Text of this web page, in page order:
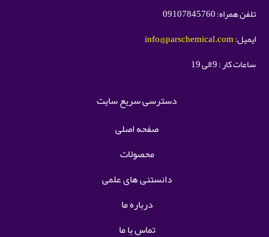
تلفن همراه: 09107845760
ایمیل:info@parschemical.com
ساعات کار : 9 الی 19
دسترسی سریع سایت
صفحه اصلی
محصولات
دانستنی های علمی
درباره ما
تماس با ما